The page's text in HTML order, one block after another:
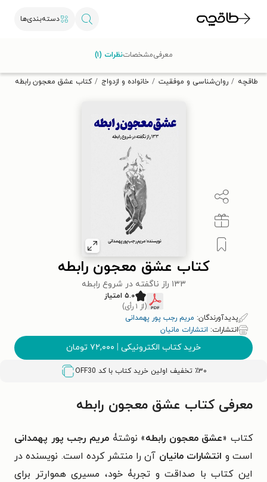
دسته‌بندی‌ها
تخفیف از طاقچه دریافت کن.
طاقچه روان‌شناسی و موفقیت خانواده و ازدواج کتاب عشق معجون رابطه
کتاب عشق معجون رابطه
۱۳۳ راز ناگفته در شروع رابطه
۵.۰ امتیاز
(از ۱ رأی)
پدیدآورندگان: مریم رجب پور پهمدانی
انتشارات: انتشارات مانیان
خرید کتاب الکترونیکی | ۷۲,۰۰۰ تومان
٪۳۰ تخفیف اولین خرید کتاب با کد OFF30
معرفیمشخصاتنظرات (۱)
معرفی کتاب عشق معجون رابطه
کتاب «عشق معجون رابطه» نوشتۀمریم رجب پور پهمدانی
است و انتشارات مانیان آن را منتشر کرده است. نویسنده در
این کتاب با صداقت و تجربۀ خود، مسیری هموارتر برای